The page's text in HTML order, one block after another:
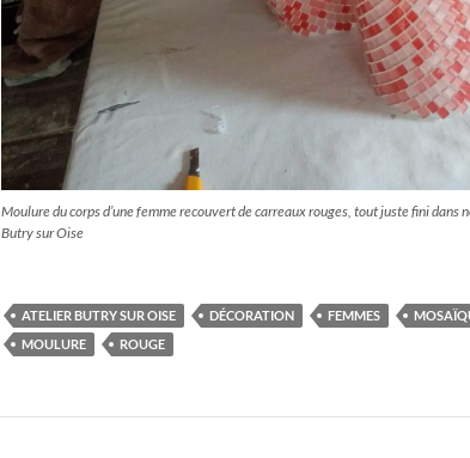
Moulure du corps d’une femme recouvert de carreaux rouges, tout juste fini dans
Butry sur Oise
ATELIER BUTRY SUR OISE DÉCORATION FEMMES
MOULURE
ROUGE